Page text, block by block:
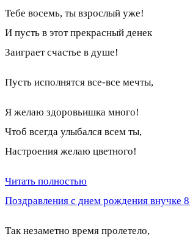
Тебе восемь, ты взрослый уже!
И пусть в этот прекрасный денек
Заиграет счастье в душе!
Пусть исполнятся все-все мечты,
Я желаю здоровьишка много!
Чтоб всегда улыбался всем ты,
Настроения желаю цветного!
Читать полностью
Поздравления с днем рождения внучке 8
Так незаметно время пролетело,